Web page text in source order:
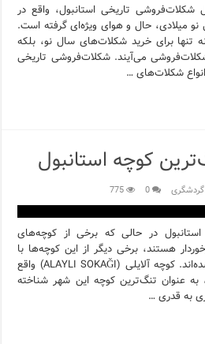
شکلات‌فروشی تاریخی استانبول، واقع در
نو میلادی، حال و هوای ویژه‌ای گرفته است.
تنها برای خرید شکلات‌های سال نو، بلکه
می‌آیند. شکلات‌فروشی تاریخی
کوچه استانبول
0
775
در حالی که برخی از کوچه‌های
هستند، برخی دیگر از این کوچه‌ها با
ساختار غیرعادی‌شان معروف شده‌اند. کوچه آلایلی (ALAYLI SOKAĞI) واقع
به عنوان تنگ‌ترین کوچه این شهر شناخته